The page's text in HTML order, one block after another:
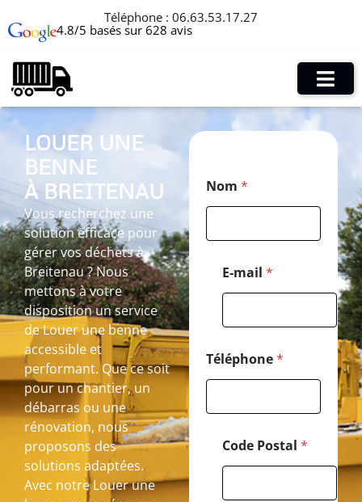
Téléphone : 06.63.53.17.27
4.8/5 basés sur 628 avis
LOUER UNE
BENNE
À BREITENAU
Vous recherchez une
solution efficace pour
gérer vos déchets à
Breitenau ? Nous
mettons à votre
disposition un service
de Louer une benne
accessible et
performant. Que ce soit
pour un chantier, un
débarras ou une
rénovation, nous
proposons des
solutions adaptées.
Avec notre Louer une
é
l
p
Nom *
E-mail *
Téléphone*
Code Postal *